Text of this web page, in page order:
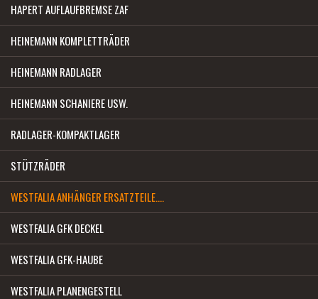
HAPERT AUFLAUFBREMSE ZAF
HEINEMANN KOMPLETTRÄDER
HEINEMANN RADLAGER
HEINEMANN SCHANIERE USW.
RADLAGER-KOMPAKTLAGER
STÜTZRÄDER
WESTFALIA ANHÄNGER ERSATZTEILE....
WESTFALIA GFK DECKEL
WESTFALIA GFK-HAUBE
WESTFALIA PLANENGESTELL